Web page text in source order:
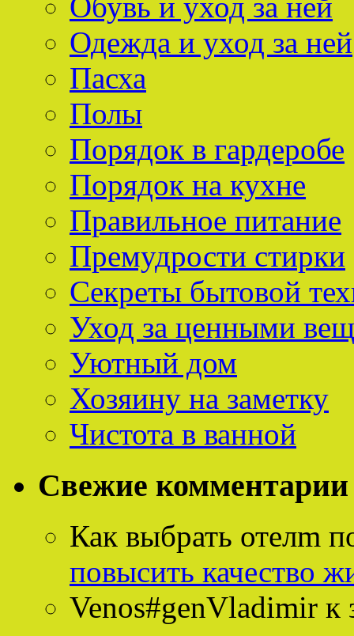
Одежда и уход за ней
Пасха
Полы
Порядок в гардеробе
Порядок на кухне
Правильное питание
Премудрости стирки
Секреты бытовой
Уход за ценными
Уютный дом
Хозяину на заметку
Чистота в ванной
Свежие комментарии
Как выбрать отелm
повысить качество
Venos#genVladimir к